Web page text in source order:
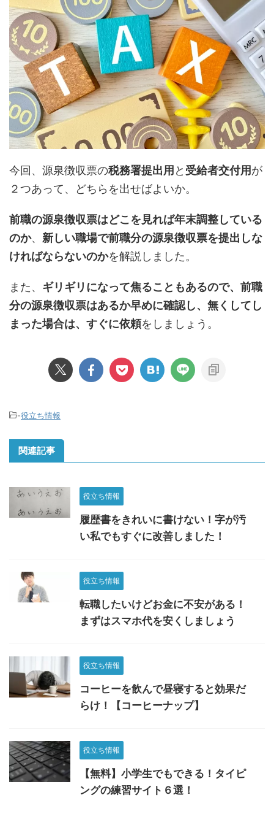
今回、源泉徴収票の税務署提出用 と 受給者交付用が
２つあって、どちらを出せばよいか。
前職の源泉徴収票はどこを見れば年末調整している
のか、 新しい職場で前職分の源泉徴収票を提出しな
ければならないのかを解説しました。
また、 ギリギリになって焦ることもあるので、前職
分の源泉徴収票はあるか早めに確認し、無くしてし
まった場合は、すぐに依頼をしましょう。
-役立ち情報
関連記事
役立ち情報
履歴書をきれいに書けない！字が汚
い私でもすぐに改善しました！
役立ち情報
転職したいけどお金に不安がある！
まずはスマホ代を安くしましょう
役立ち情報
コーヒーを飲んで昼寝すると効果だ
らけ！【コーヒーナップ】
役立ち情報
【無料】小学生でもできる！タイピ
ングの練習サイト６選！